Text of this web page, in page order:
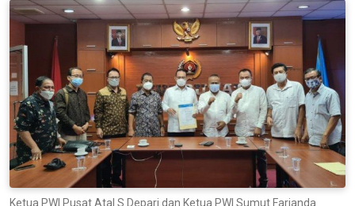
Ketua PWI Pusat Atal S Depari dan Ketua PWI Sumut Farianda